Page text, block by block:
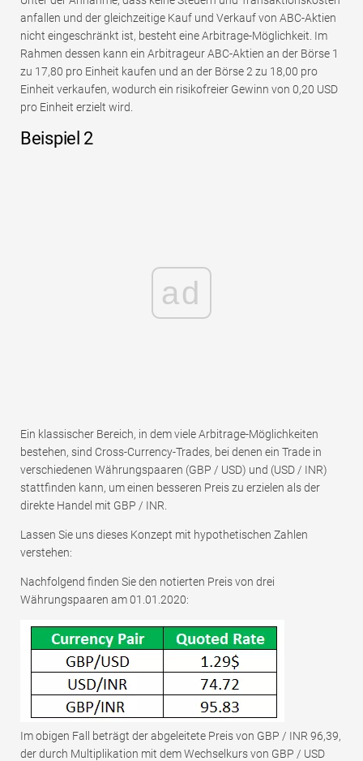
anfallen und der gleichzeitige Kauf und Verkauf von ABC-Aktien
nicht eingeschränkt ist, besteht eine Arbitrage-Möglichkeit. Im
Rahmen dessen kann ein Arbitrageur ABC-Aktien an der Börse 1
zu 17,80 pro Einheit kaufen und an der Börse 2 zu 18,00 pro
Einheit verkaufen, wodurch ein risikofreier Gewinn von 0,20 USD
pro Einheit erzielt wird.
Beispiel 2
ad
Ein klassischer Bereich, in dem viele Arbitrage-Möglichkeiten
bestehen, sind Cross-Currency-Trades, bei denen ein Trade in
verschiedenen Währungspaaren (GBP / USD) und (USD / INR)
stattfinden kann, um einen besseren Preis zu erzielen als der
direkte Handel mit GBP / INR.
Lassen Sie uns dieses Konzept mit hypothetischen Zahlen
verstehen:
Nachfolgend finden Sie den notierten Preis von drei
Währungspaaren am 01.01.2020:
Im obigen Fall beträgt der abgeleitete Preis von GBP / INR 96,39,
der durch Multiplikation mit dem Wechselkurs von GBP / USD